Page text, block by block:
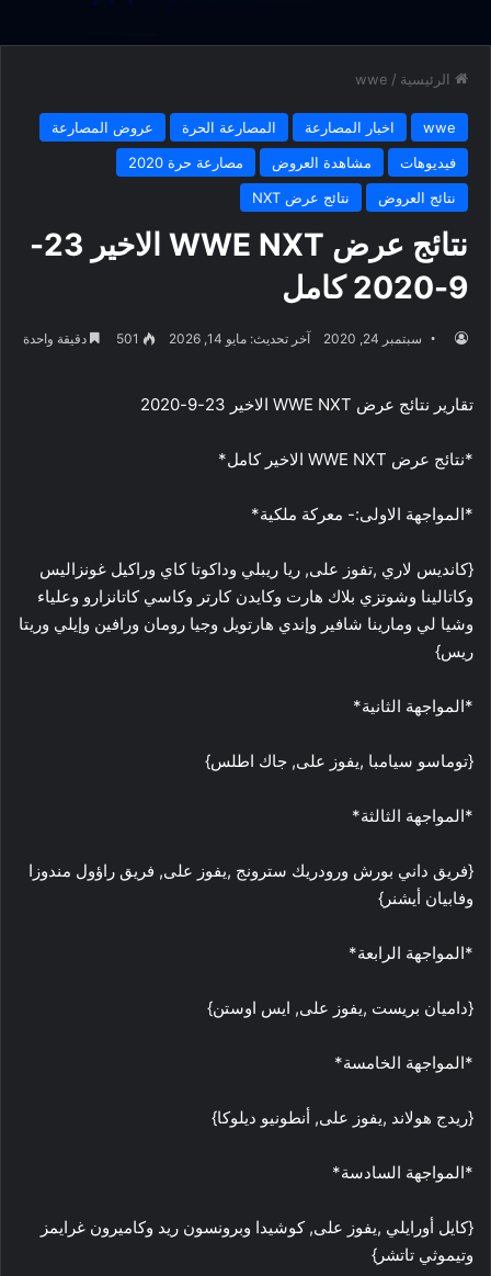
الرئيسية /
wwe
wwe اخبار المصارعة المصارعة الحرة
عروض المصارعة
فيديوهات
مشاهدة العروض
مصارعة حرة 2020
نتائج العروض
نتائج عرض NXT
نتائج عرض WWE NXT الاخير 23-
9-2020 كامل
سبتمبر 24, 2020 آخر تحديث: مايو 14, 2026 501 دقيقة واحدة
تقارير نتائج عرض WWE NXT الاخير 23-9-2020
*نتائج عرض WWE NXT الاخير كامل*
*المواجهة الاولى:- معركة ملكية*
{كانديس لاري ,تفوز على, ريا ريبلي وداكوتا كاي وراكيل غونزاليس
وكاتالينا وشوتزي بلاك هارت وكايدن كارتر وكاسي كاتانزارو وعلياء
وشيا لي ومارينا شافير وإندي هارتويل وجيا رومان ورافين وإيلي وريتا
ريس}
*المواجهة الثانية*
{توماسو سيامبا ,يفوز على, جاك اطلس}
*المواجهة الثالثة*
{فريق داني بورش ورودريك سترونج ,يفوز على, فريق راؤول مندوزا
وفابيان أيشنر}
*المواجهة الرابعة*
{داميان بريست ,يفوز على, ايس اوستن}
*المواجهة الخامسة*
{ريدج هولاند ,يفوز على, أنطونيو ديلوكا}
*المواجهة السادسة*
{كايل أورايلي ,يفوز على, كوشيدا وبرونسون ريد وكاميرون غرايمز
وتيموثي تاتشر}